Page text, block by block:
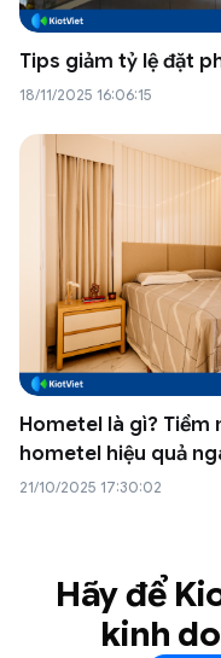
Tips giảm tỷ lệ đặt
18/11/2025 16:06:15
Hometel là gì? Tiềm
hometel hiệu quả
21/10/2025 17:30:02
Hãy để
kinh